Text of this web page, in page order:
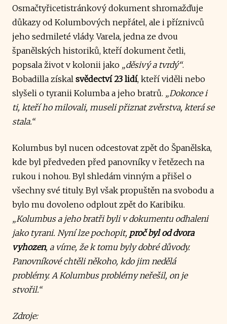
Osmačtyřicetistránkový dokument shromažďuje
důkazy od Kolumbových nepřátel, ale i příznivců
jeho sedmileté vlády. Varela, jedna ze dvou
španělských historiků, kteří dokument četli,
popsala život v kolonii jako „děsivý a tvrdý“.
Bobadilla získal svědectví 23 lidí, kteří viděli nebo
slyšeli o tyranii Kolumba a jeho bratrů. „Dokonce i
ti, kteří ho milovali, museli přiznat zvěrstva, která se
stala.“
Kolumbus byl nucen odcestovat zpět do Španělska,
kde byl předveden před panovníky v řetězech na
rukou i nohou. Byl shledám vinným a přišel o
všechny své tituly. Byl však propuštěn na svobodu a
bylo mu dovoleno odplout zpět do Karibiku.
„Kolumbus a jeho bratři byli v dokumentu odhaleni
jako tyrani. Nyní lze pochopit, proč byl od dvora
vyhozen, a víme, že k tomu byly dobré důvody.
Panovníkové chtěli někoho, kdo jim nedělá
problémy. A Kolumbus problémy neřešil, on je
stvořil.“
Zdroje: